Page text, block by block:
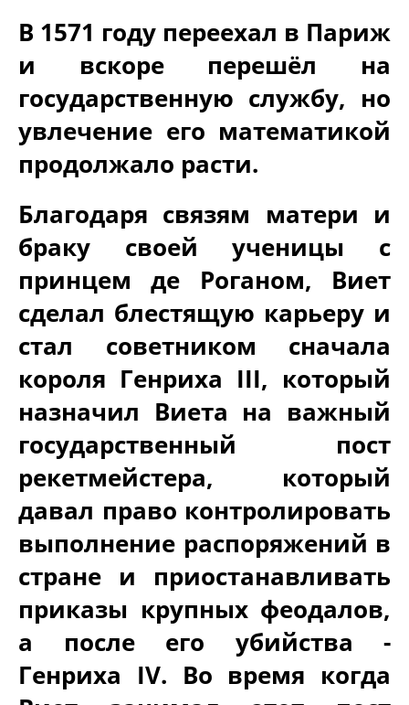
В 1571 году переехал в Париж
и вскоре перешёл на
государственную службу, но
увлечение его математикой
продолжало расти.
Благодаря связям матери и
браку своей ученицы с
принцем де Роганом, Виет
сделал блестящую карьеру и
стал советником сначала
короля Генриха III, который
назначил Виета на важный
государственный пост
рекетмейстера, который
давал право контролировать
выполнение распоряжений в
стране и приостанавливать
приказы крупных феодалов,
а после его убийства -
Генриха IV. Во время когда